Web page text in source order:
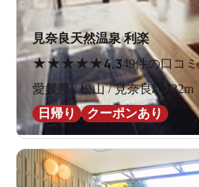
見奈良天然温泉 利楽
★★★★★4.349件の口コミ
愛媛県 / 松山 / 見奈良駅532m
日帰り
クーポンあり